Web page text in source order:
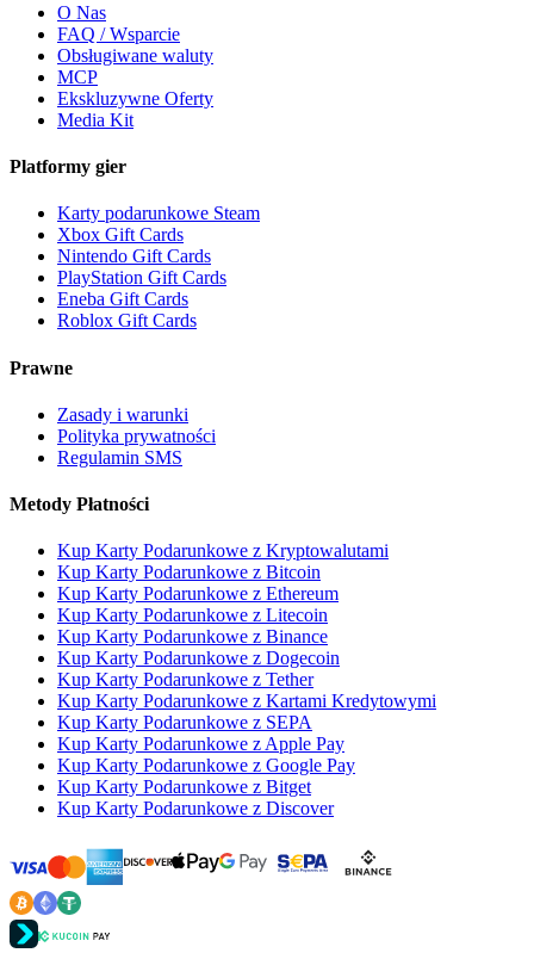
O Nas
FAQ / Wsparcie
Obsługiwane waluty
MCP
Ekskluzywne Oferty
Media Kit
Platformy gier
Karty podarunkowe Steam
Xbox Gift Cards
Nintendo Gift Cards
PlayStation Gift Cards
Eneba Gift Cards
Roblox Gift Cards
Prawne
Zasady i warunki
Polityka prywatności
Regulamin SMS
Metody Płatności
Kup Karty Podarunkowe z Kryptowalutami
Kup Karty Podarunkowe z Bitcoin
Kup Karty Podarunkowe z Ethereum
Kup Karty Podarunkowe z Litecoin
Kup Karty Podarunkowe z Binance
Kup Karty Podarunkowe z Dogecoin
Kup Karty Podarunkowe z Tether
Kup Karty Podarunkowe z Kartami Kredytowymi
Kup Karty Podarunkowe z SEPA
Kup Karty Podarunkowe z Apple Pay
Kup Karty Podarunkowe z Google Pay
Kup Karty Podarunkowe z Bitget
Kup Karty Podarunkowe z Discover